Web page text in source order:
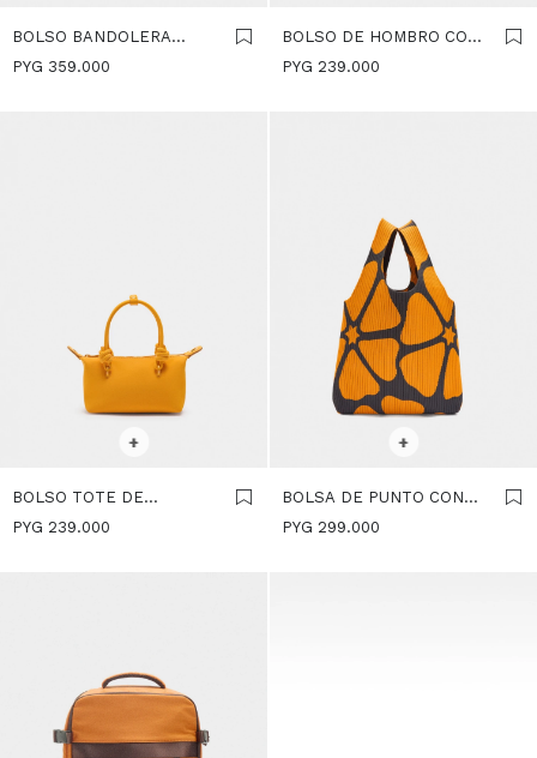
BOLSO BANDOLERA
DETALLES DE PIEL -
PYG 359.000
BOLSO DE HOMBRO CON
TEXTURA SUAVE -
PYG 239.000
+
BOLSO TOTE DE
TEXTURA SUAVE XS -
PYG 239.000
+
BOLSA DE PUNTO CON
ESTAMPADO FLORAL -
PYG 299.000